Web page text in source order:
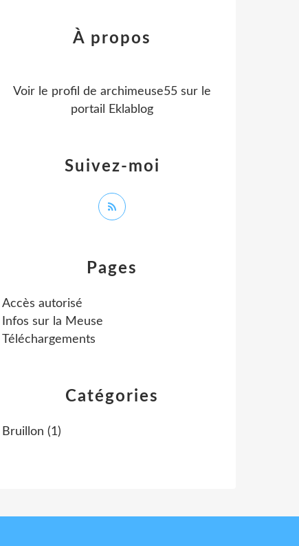
Catégories
Bruillon (1)
Pages
Accès autorisé
Infos sur la Meuse
Téléchargements
Suivez-moi
À propos
Voir le profil de archimeuse55 sur le
portail Eklablog